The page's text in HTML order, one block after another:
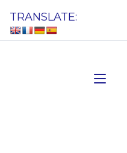
TRANSLATE: